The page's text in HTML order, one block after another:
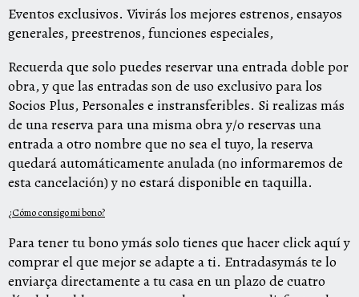
Eventos exclusivos. Vivirás los mejores estrenos, ensayos
generales, preestrenos, funciones especiales,
Recuerda que solo puedes reservar una entrada doble por
obra, y que las entradas son de uso exclusivo para los
Socios Plus, Personales e instransferibles. Si realizas más
de una reserva para una misma obra y/o reservas una
entrada a otro nombre que no sea el tuyo, la reserva
quedará automáticamente anulada (no informaremos de
esta cancelación) y no estará disponible en taquilla.
¿Cómoconsigomi bono?
Para tener tubonoymás solo tienes que hacerclick aquíy
comprar el que mejor se adapte a ti. Entradasymás te lo
enviarça directamente a tu casa en un plazo de cuatro